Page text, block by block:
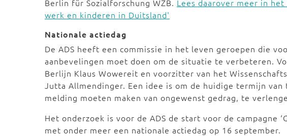
Berlin für Sozialforschung WZB. Lees daarover meer in
werk en kinderen in Duitsland'
Nationale actiedag
De ADS heeft een commissie in het leven geroepen die
aanbevelingen moet doen om de situatie te verbeteren.
Berlijn Klaus Wowereit en voorzitter van het
Jutta Allmendinger. Een idee is om de huidige termijn van
melding moeten maken van ongewenst gedrag, te
Het onderzoek is voor de ADS de start voor de campagne
met onder meer een nationale actiedag op 16 september.